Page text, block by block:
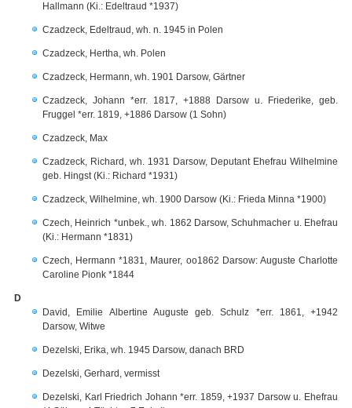
Hallmann (Ki.: Edeltraud *1937)
Czadzeck, Edeltraud, wh. n. 1945 in Polen
Czadzeck, Hertha, wh. Polen
Czadzeck, Hermann, wh. 1901 Darsow, Gärtner
Czadzeck, Johann *err. 1817, +1888 Darsow u. Friederike, geb.
Fruggel *err. 1819, +1886 Darsow (1 Sohn)
Czadzeck, Max
Czadzeck, Richard, wh. 1931 Darsow, Deputant Ehefrau Wilhelmine
geb. Hingst (Ki.: Richard *1931)
Czadzeck, Wilhelmine, wh. 1900 Darsow (Ki.: Frieda Minna *1900)
Czech, Heinrich *unbek., wh. 1862 Darsow, Schuhmacher u. Ehefrau
(Ki.: Hermann *1831)
Czech, Hermann *1831, Maurer, oo1862 Darsow: Auguste Charlotte
Caroline Pionk *1844
D
David, Emilie Albertine Auguste geb. Schulz *err. 1861, +1942
Darsow, Witwe
Dezelski, Erika, wh. 1945 Darsow, danach BRD
Dezelski, Gerhard, vermisst
Dezelski, Karl Friedrich Johann *err. 1859, +1937 Darsow u. Ehefrau